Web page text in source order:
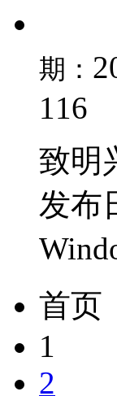
期：
116
致明
发布
首页
1
2